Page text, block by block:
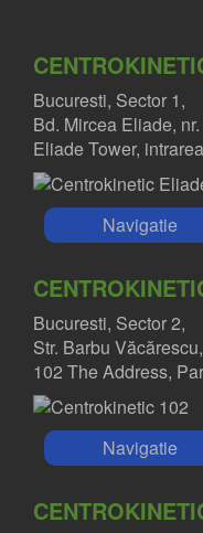
Bucuresti, Sector 1,
Bd. Mircea Eliade,
Eliade Tower,
Navigatie
Bucuresti, Sector 2,
Str. Barbu
102 The Address,
Navigatie